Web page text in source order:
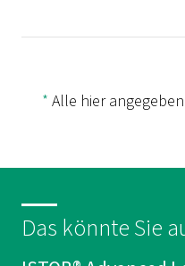
Sprache
* Alle hier
Das könnte Sie